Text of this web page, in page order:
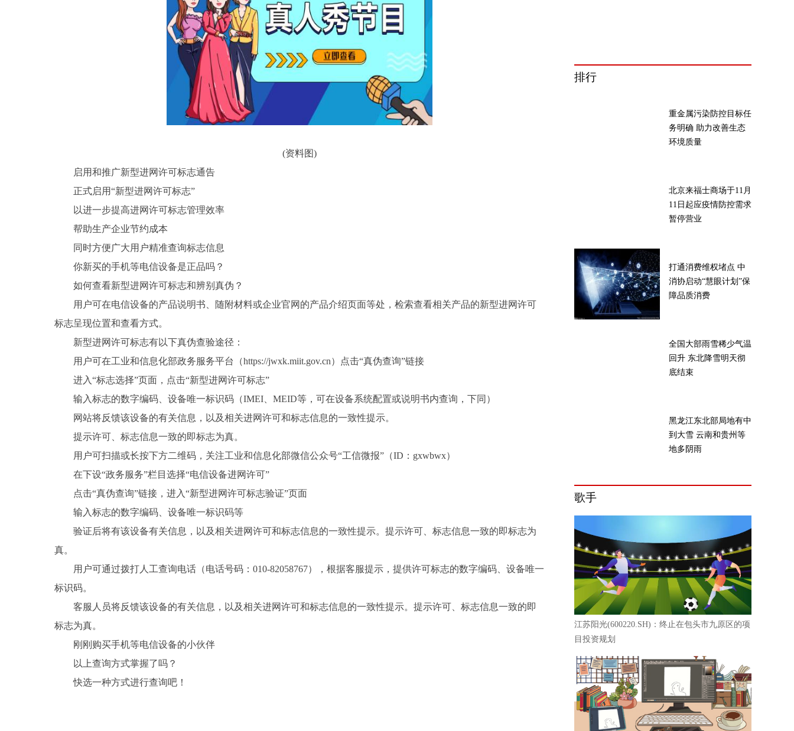
(资料图)
启用和推广新型进网许可标志通告
正式启用“新型进网许可标志”
以进一步提高进网许可标志管理效率
帮助生产企业节约成本
同时方便广大用户精准查询标志信息
你新买的手机等电信设备是正品吗？
如何查看新型进网许可标志和辨别真伪？
用户可在电信设备的产品说明书、随附材料或企业官网的产品介绍页面等处，检索查看相关产品的新型进网许可
标志呈现位置和查看方式。
新型进网许可标志有以下真伪查验途径：
用户可在工业和信息化部政务服务平台（https://jwxk.miit.gov.cn）点击“真伪查询”链接
进入“标志选择”页面，点击“新型进网许可标志”
输入标志的数字编码、设备唯一标识码（IMEI、MEID等，可在设备系统配置或说明书内查询，下同）
网站将反馈该设备的有关信息，以及相关进网许可和标志信息的一致性提示。
提示许可、标志信息一致的即标志为真。
用户可扫描或长按下方二维码，关注工业和信息化部微信公众号“工信微报”（ID：gxwbwx）
在下设“政务服务”栏目选择“电信设备进网许可”
点击“真伪查询”链接，进入“新型进网许可标志验证”页面
输入标志的数字编码、设备唯一标识码等
验证后将有该设备有关信息，以及相关进网许可和标志信息的一致性提示。提示许可、标志信息一致的即标志为
真。
用户可通过拨打人工查询电话（电话号码：010-82058767），根据客服提示，提供许可标志的数字编码、设备唯一
标识码。
客服人员将反馈该设备的有关信息，以及相关进网许可和标志信息的一致性提示。提示许可、标志信息一致的即
标志为真。
刚刚购买手机等电信设备的小伙伴
以上查询方式掌握了吗？
快选一种方式进行查询吧！
排行
重金属污染防控目标任
务明确 助力改善生态
环境质量
北京来福士商场于11月
11日起应疫情防控需求
暂停营业
打通消费维权堵点 中
消协启动“慧眼计划”保
障品质消费
全国大部雨雪稀少气温
回升 东北降雪明天彻
底结束
黑龙江东北部局地有中
到大雪 云南和贵州等
地多阴雨
歌手
江苏阳光(600220.SH)：终止在包头市九原区的项
目投资规划